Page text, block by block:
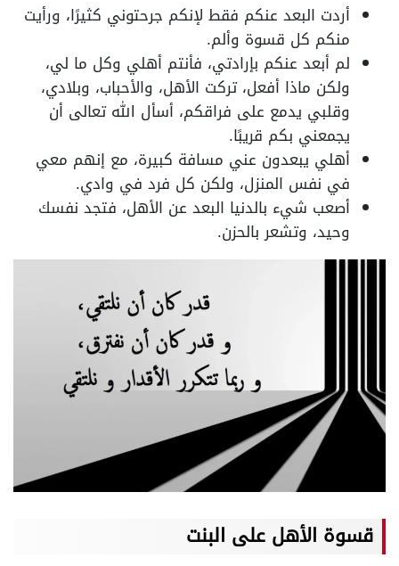
أردت البعد عنكم فقط لإنكم جرحتوني كثيرًا، ورأيت
منكم كل قسوة وألم.
لم أبعد عنكم بإرادتي، فأنتم أهلي وكل ما لي،
ولكن ماذا أفعل، تركت الأهل، والأحباب، وبلادي،
وقلبي يدمع على فراقكم، أسأل الله تعالى أن
يجمعني بكم قريبًا.
أهلي يبعدون عني مسافة كبيرة، مع إنهم معي
في نفس المنزل، ولكن كل فرد في وادي.
أصعب شيء بالدنيا البعد عن الأهل، فتجد نفسك
وحيد، وتشعر بالحزن.
قسوة الأهل على البنت